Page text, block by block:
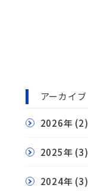
アーカイブ
2026年 (2)
2025年 (3)
2024年 (3)